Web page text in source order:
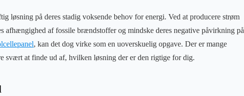
løsning på deres stadig voksende behov for energi. Ved at producere strøm
afhængighed af fossile brændstoffer og mindske deres negative påvirkning på
, kan det dog virke som en uoverskuelig opgave. Der er mange
svært at finde ud af, hvilken løsning der er den rigtige for dig.